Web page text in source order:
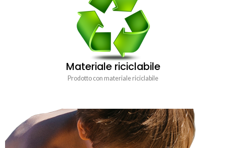
Materiale riciclabile
Prodotto con materiale riciclabile